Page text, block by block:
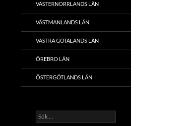
VÄSTERNORRLANDS LÄN
VÄSTMANLANDS LÄN
VÄSTRA GÖTALANDS LÄN
ÖREBRO LÄN
ÖSTERGÖTLANDS LÄN
Sök
efter: